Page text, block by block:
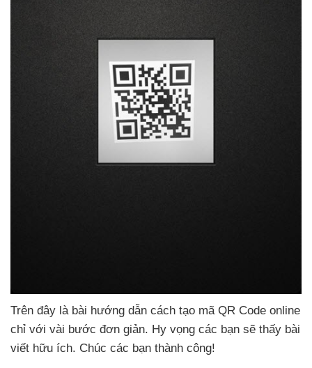
Trên đây là bài hướng dẫn cách tạo mã QR Code online
chỉ với vài bước đơn giản. Hy vọng các bạn sẽ thấy bài
viết hữu ích. Chúc các bạn thành công!